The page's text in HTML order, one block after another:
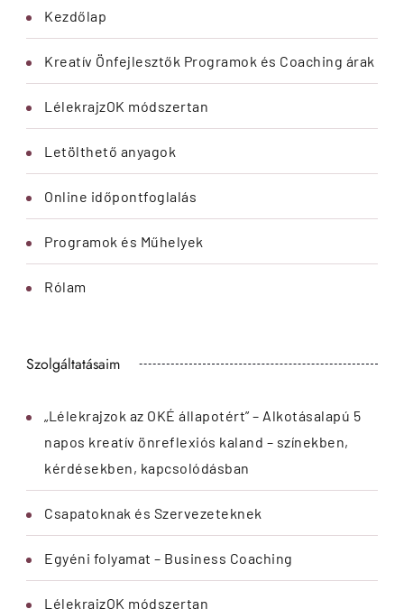
Kezdőlap
Kreatív Önfejlesztők Programok és Coaching árak
LélekrajzOK módszertan
Letölthető anyagok
Online időpontfoglalás
Programok és Műhelyek
Rólam
Szolgáltatásaim
„Lélekrajzok az OKÉ állapotért” – Alkotásalapú 5
napos kreatív önreflexiós kaland – színekben,
kérdésekben, kapcsolódásban
Csapatoknak és Szervezeteknek
Egyéni folyamat – Business Coaching
LélekrajzOK módszertan